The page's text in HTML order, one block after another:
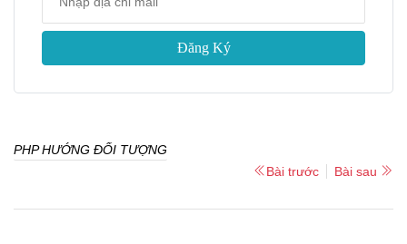
Đăng Ký
PHP HƯỚNG ĐỐI TƯỢNG
Bài trước
Bài sau